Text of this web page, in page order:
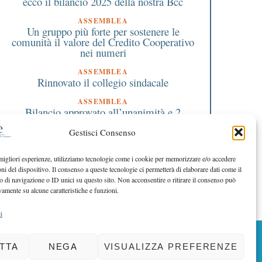
Gestisci Consenso
esperienze, utilizziamo tecnologie come i cookie per memorizzare e/o accedere
del dispositivo. Il consenso a queste tecnologie ci permetterà di elaborare dati come il
di navigazione o ID unici su questo sito. Non acconsentire o ritirare il consenso può
su alcune caratteristiche e funzioni.
NEGA VISUALIZZA PREFERENZE
ASSEMBLEA
Un gruppo più forte per sostenere le
comunità il valore del Credito Cooperativo
nei numeri
ASSEMBLEA
Rinnovato il collegio sindacale
ASSEMBLEA
Bilancio approvato all’unanimità e 2
EDITORIALE PRESIDENTE
Costruire futuro insieme
BACK TO TOP